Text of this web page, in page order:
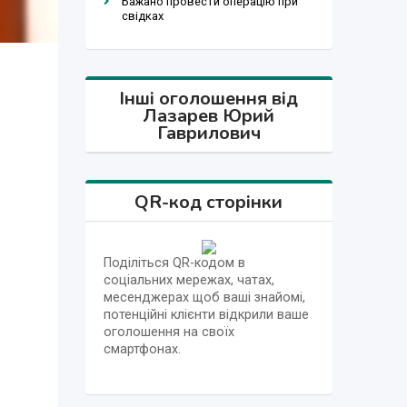
свідках
Інші оголошення від
Лазарев Юрий
Гаврилович
QR-код сторінки
Поділіться QR-кодом в
соціальних мережах, чатах,
месенджерах щоб ваші знайомі,
потенційні клієнти відкрили ваше
оголошення на своїх
смартфонах.